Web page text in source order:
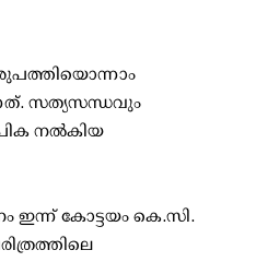
സത്യസന്ധവും
നൽകിയ
കോട്ടയം കെ.സി.